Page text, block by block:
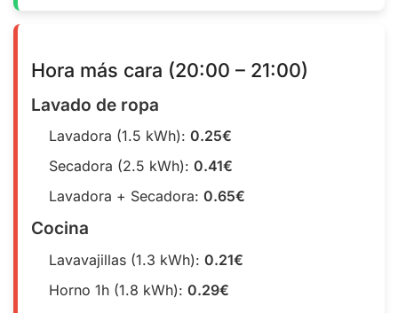
Hora más cara (20:00 – 21:00)
Lavado de ropa
Lavadora (1.5 kWh): 0.25€
Secadora (2.5 kWh): 0.41€
Lavadora + Secadora: 0.65€
Cocina
Lavavajillas (1.3 kWh): 0.21€
Horno 1h (1.8 kWh): 0.29€